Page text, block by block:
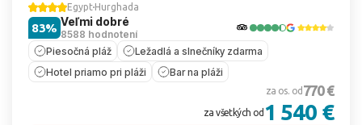
Egypt Hurghada
Veľmi dobré
8588 hodnotení
83%
Piesočná pláž
Ležadlá a slnečníky zdarma
Hotel priamo pri pláži
Bar na pláži
za os. od 770 €
za všetkých od 1 540 €